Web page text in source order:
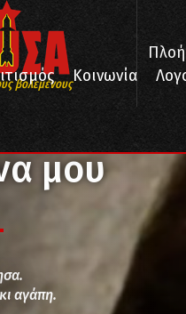
βολεμένους Κοινωνία
μου
αγάπη.